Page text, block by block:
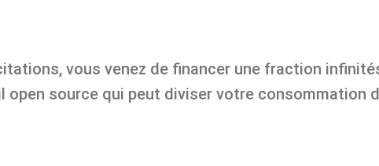
vous venez de financer une fraction
source qui peut diviser votre consommation